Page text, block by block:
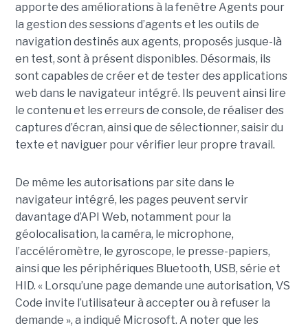
apporte des améliorations à la fenêtre Agents pour
la gestion des sessions d’agents et les outils de
navigation destinés aux agents, proposés jusque-là
en test, sont à présent disponibles. Désormais, ils
sont capables de créer et de tester des applications
web dans le navigateur intégré. Ils peuvent ainsi lire
le contenu et les erreurs de console, de réaliser des
captures d’écran, ainsi que de sélectionner, saisir du
texte et naviguer pour vérifier leur propre travail.
De même les autorisations par site dans le
navigateur intégré, les pages peuvent servir
davantage d’API Web, notamment pour la
géolocalisation, la caméra, le microphone,
l’accéléromètre, le gyroscope, le presse-papiers,
ainsi que les périphériques Bluetooth, USB, série et
HID. « Lorsqu’une page demande une autorisation, VS
Code invite l’utilisateur à accepter ou à refuser la
demande », a indiqué Microsoft. A noter que les